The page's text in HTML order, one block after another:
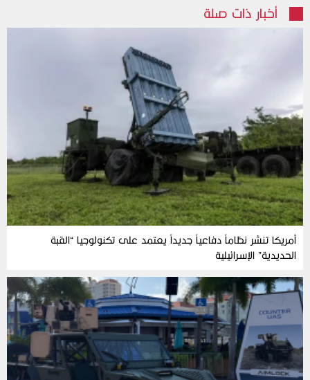
أخبار ذات صلة
أمريكا تنشر نظاماً دفاعياً جديداً يعتمد على تكنولوجيا “القبة
الحديدية” الإسرائيلية